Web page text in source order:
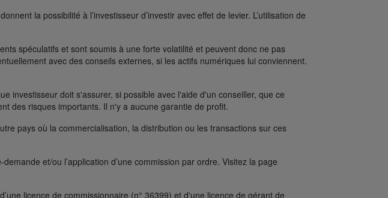
la possibilité à l’investisseur d’investir avec effet de levier. L’utilisation de
spéculatifs et sont soumis à une forte volatilité et peuvent donc ne pas
avec des conseils externes, si les actifs numériques lui conviennent.
investisseur doit s'assurer, si possible avec l'aide d'un conseiller, que ce
des risques importants. Il n'y a aucune garantie de profit.
pays où la commercialisation, la distribution ou les transactions sur ces
et/ou l’application d’une commission par ordre. Visitez la page
licence de commissionnaire (n° 36399) et d'une licence de gérant de